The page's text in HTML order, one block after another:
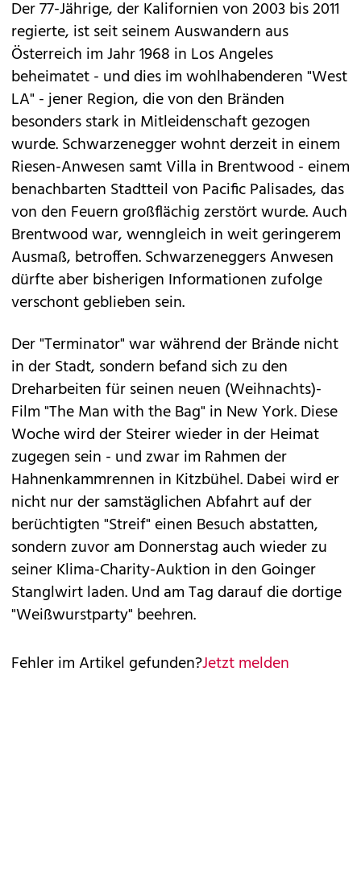
Der 77-Jährige, der Kalifornien von 2003 bis 2011
regierte, ist seit seinem Auswandern aus
Österreich im Jahr 1968 in Los Angeles
beheimatet - und dies im wohlhabenderen "West
LA" - jener Region, die von den Bränden
besonders stark in Mitleidenschaft gezogen
wurde. Schwarzenegger wohnt derzeit in einem
Riesen-Anwesen samt Villa in Brentwood - einem
benachbarten Stadtteil von Pacific Palisades, das
von den Feuern großflächig zerstört wurde. Auch
Brentwood war, wenngleich in weit geringerem
Ausmaß, betroffen. Schwarzeneggers Anwesen
dürfte aber bisherigen Informationen zufolge
verschont geblieben sein.
Der "Terminator" war während der Brände nicht
in der Stadt, sondern befand sich zu den
Dreharbeiten für seinen neuen (Weihnachts)-
Film "The Man with the Bag" in New York. Diese
Woche wird der Steirer wieder in der Heimat
zugegen sein - und zwar im Rahmen der
Hahnenkammrennen in Kitzbühel. Dabei wird er
nicht nur der samstäglichen Abfahrt auf der
berüchtigten "Streif" einen Besuch abstatten,
sondern zuvor am Donnerstag auch wieder zu
seiner Klima-Charity-Auktion in den Goinger
Stanglwirt laden. Und am Tag darauf die dortige
"Weißwurstparty" beehren.
Fehler im Artikel gefunden?Jetzt melden